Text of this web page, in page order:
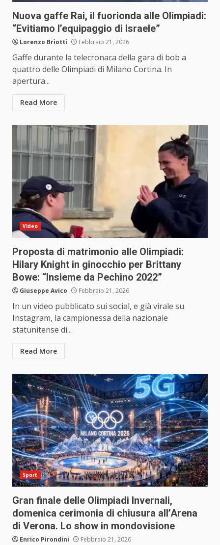
Nuova gaffe Rai, il fuorionda alle Olimpiadi:
“Evitiamo l’equipaggio di Israele”
Lorenzo Briotti Febbraio 21, 2026
Gaffe durante la telecronaca della gara di bob a
quattro delle Olimpiadi di Milano Cortina. In
apertura...
Read More
Video
Proposta di matrimonio alle Olimpiadi:
Hilary Knight in ginocchio per Brittany
Bowe: “Insieme da Pechino 2022”
Giuseppe Avico Febbraio 21, 2026
In un video pubblicato sui social, e già virale su
Instagram, la campionessa della nazionale
statunitense di...
Read More
Sport
Gran finale delle Olimpiadi Invernali,
domenica cerimonia di chiusura all’Arena
di Verona. Lo show in mondovisione
Enrico Pirondini Febbraio 21, 2026